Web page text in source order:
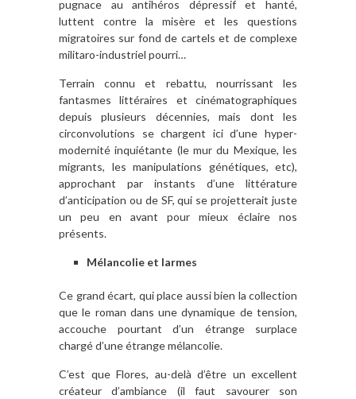
pugnace au antihéros dépressif et hanté,
luttent contre la misère et les questions
migratoires sur fond de cartels et de complexe
militaro-industriel pourri…
Terrain connu et rebattu, nourrissant les
fantasmes littéraires et cinématographiques
depuis plusieurs décennies, mais dont les
circonvolutions se chargent ici d’une hyper-
modernité inquiétante (le mur du Mexique, les
migrants, les manipulations génétiques, etc),
approchant par instants d’une littérature
d’anticipation ou de SF, qui se projetterait juste
un peu en avant pour mieux éclaire nos
présents.
Mélancolie et larmes
Ce grand écart, qui place aussi bien la collection
que le roman dans une dynamique de tension,
accouche pourtant d’un étrange surplace
chargé d’une étrange mélancolie.
C’est que Flores, au-delà d’être un excellent
créateur d’ambiance (il faut savourer son